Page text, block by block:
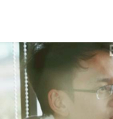
动定岗定编、岗位价值及能
专业型人才。为了给员工提
报相应序列的职级。在管理
计能使员工更好地从自身
系管理，明晰员工的职业发
件和价值。
培养与发展要优先于企业